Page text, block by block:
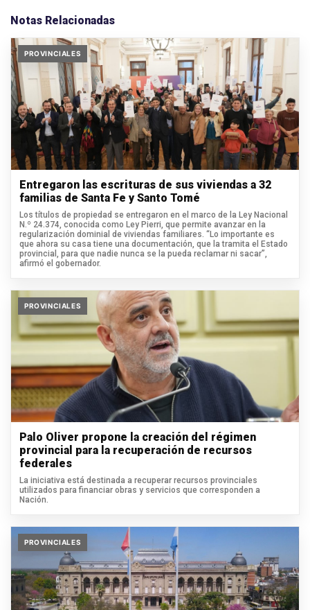
Notas Relacionadas
PROVINCIALES
Entregaron las escrituras de sus viviendas a 32
familias de Santa Fe y Santo Tomé
Los títulos de propiedad se entregaron en el marco de la Ley Nacional
N.º 24.374, conocida como Ley Pierri, que permite avanzar en la
regularización dominial de viviendas familiares. “Lo importante es
que ahora su casa tiene una documentación, que la tramita el Estado
provincial, para que nadie nunca se la pueda reclamar ni sacar”,
afirmó el gobernador.
PROVINCIALES
Palo Oliver propone la creación del régimen
provincial para la recuperación de recursos
federales
La iniciativa está destinada a recuperar recursos provinciales
utilizados para financiar obras y servicios que corresponden a
Nación.
PROVINCIALES